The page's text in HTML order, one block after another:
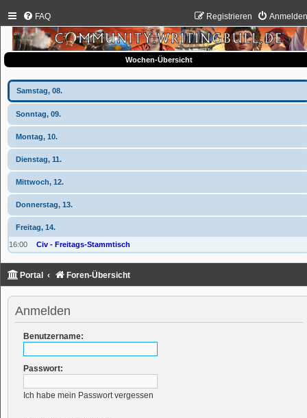
FAQ Registrieren
Wochen-Übersicht
Samstag, 08.
Sonntag, 09.
Montag, 10.
Dienstag, 11.
Mittwoch, 12.
Donnerstag, 13.
Freitag, 14.
16:00 Civ - Freitags-Stammtisch
Portal Foren-Übersicht
Anmelden
Benutzername:
Passwort:
Ich habe mein Passwort vergessen